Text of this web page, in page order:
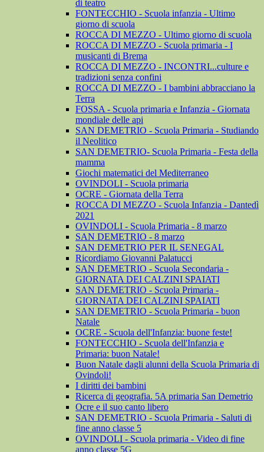
di teatro
FONTECCHIO - Scuola infanzia - Ultimo
giorno di scuola
ROCCA DI MEZZO - Ultimo giorno di scuola
ROCCA DI MEZZO - Scuola primaria - I
musicanti di Brema
ROCCA DI MEZZO - INCONTRI...culture e
tradizioni senza confini
ROCCA DI MEZZO - I bambini abbracciano la
Terra
FOSSA - Scuola primaria e Infanzia - Giornata
mondiale delle api
SAN DEMETRIO - Scuola Primaria - Studiando
il Neolitico
SAN DEMETRIO- Scuola Primaria - Festa della
mamma
Giochi matematici del Mediterraneo
OVINDOLI - Scuola primaria
OCRE - Giornata della Terra
ROCCA DI MEZZO - Scuola Infanzia - Dantedì
2021
OVINDOLI - Scuola Primaria - 8 marzo
SAN DEMETRIO - 8 marzo
SAN DEMETRIO PER IL SENEGAL
Ricordiamo Giovanni Palatucci
SAN DEMETRIO - Scuola Secondaria -
GIORNATA DEI CALZINI SPAIATI
SAN DEMETRIO - Scuola Primaria -
GIORNATA DEI CALZINI SPAIATI
SAN DEMETRIO - Scuola Primaria - buon
Natale
OCRE - Scuola dell'Infanzia: buone feste!
FONTECCHIO - Scuola dell'Infanzia e
Primaria: buon Natale!
Buon Natale dagli alunni della Scuola Primaria di
Ovindoli!
I diritti dei bambini
Ricerca di geografia. 5A primaria San Demetrio
Ocre e il suo canto libero
SAN DEMETRIO - Scuola Primaria - Saluti di
fine anno classe 5
OVINDOLI - Scuola primaria - Video di fine
anno classe 5G